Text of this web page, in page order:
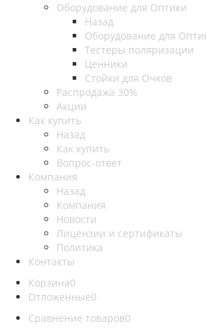
Оборудование для Оптики
Назад
Оборудование для
Тестеры поляризации
Ценники
Стойки для Очков
Распродажа 30%
Акции
Как купить
Назад
Как купить
Вопрос-ответ
Компания
Назад
Компания
Новости
Лицензии и сертификаты
Политика
Контакты
Корзина0
Отложенные0
Сравнение товаров0